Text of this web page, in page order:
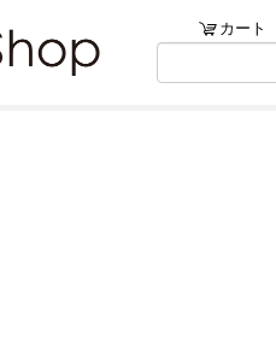
リブ・アートでは、絵画・
カート